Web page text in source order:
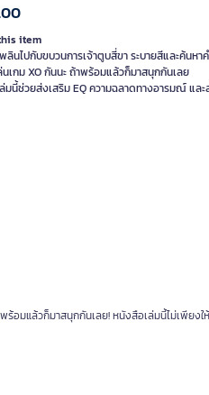
item
ลินไปกับขบวนการเจ้าตูบสี่ขา ระบายสีและค้นห
นเกม XO กันนะ ถ้าพร้อมแล้วก็มาสนุกกันเลย
อมแล้วก็มาสนุกกันเลย! หนังสือเล่มนี้ไม่เพียง